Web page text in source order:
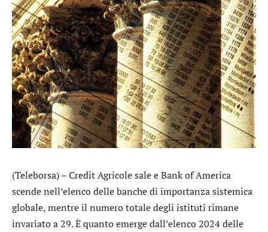
(Teleborsa) –Credit Agricolesale eBank of America
scende nell’elenco delle banche di importanza sistemica
globale, mentre il numero totale degli istituti rimane
invariato a 29. È quanto emerge dall’elenco 2024 delle